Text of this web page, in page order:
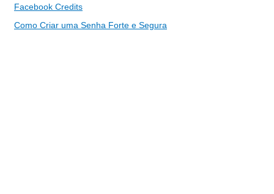
Facebook Credits
Como Criar uma Senha Forte e Segura